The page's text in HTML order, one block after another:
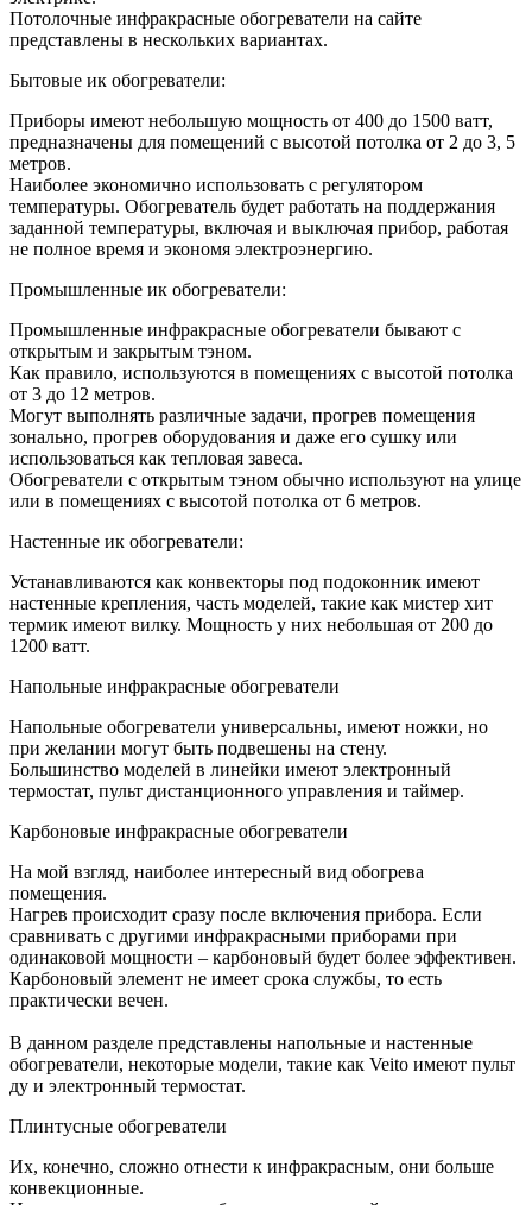
Потолочные инфракрасные обогреватели на сайте
представлены в нескольких вариантах.
Бытовые ик обогреватели:
Приборы имеют небольшую мощность от 400 до 1500 ватт,
предназначены для помещений с высотой потолка от 2 до 3, 5
метров.
Наиболее экономично использовать с регулятором
температуры. Обогреватель будет работать на поддержания
заданной температуры, включая и выключая прибор, работая
не полное время и экономя электроэнергию.
Промышленные ик обогреватели:
Промышленные инфракрасные обогреватели бывают с
открытым и закрытым тэном.
Как правило, используются в помещениях с высотой потолка
от 3 до 12 метров.
Могут выполнять различные задачи, прогрев помещения
зонально, прогрев оборудования и даже его сушку или
использоваться как тепловая завеса.
Обогреватели с открытым тэном обычно используют на улице
или в помещениях с высотой потолка от 6 метров.
Настенные ик обогреватели:
Устанавливаются как конвекторы под подоконник имеют
настенные крепления, часть моделей, такие как мистер хит
термик имеют вилку. Мощность у них небольшая от 200 до
1200 ватт.
Напольные инфракрасные обогреватели
Напольные обогреватели универсальны, имеют ножки, но
при желании могут быть подвешены на стену.
Большинство моделей в линейки имеют электронный
термостат, пульт дистанционного управления и таймер.
Карбоновые инфракрасные обогреватели
На мой взгляд, наиболее интересный вид обогрева
помещения.
Нагрев происходит сразу после включения прибора. Если
сравнивать с другими инфракрасными приборами при
одинаковой мощности – карбоновый будет более эффективен.
Карбоновый элемент не имеет срока службы, то есть
практически вечен.
В данном разделе представлены напольные и настенные
обогреватели, некоторые модели, такие как Veito имеют пульт
ду и электронный термостат.
Плинтусные обогреватели
Их, конечно, сложно отнести к инфракрасным, они больше
конвекционные.